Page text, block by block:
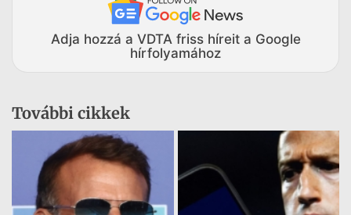
Adja hozzá a VDTA friss híreit a Google
hírfolyamához
További cikkek